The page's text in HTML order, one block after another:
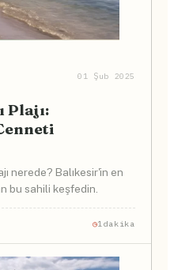
01 Şub 2025
Plajı:
nerede? Balıkesir'in en
bu sahili keşfedin.
1dakika